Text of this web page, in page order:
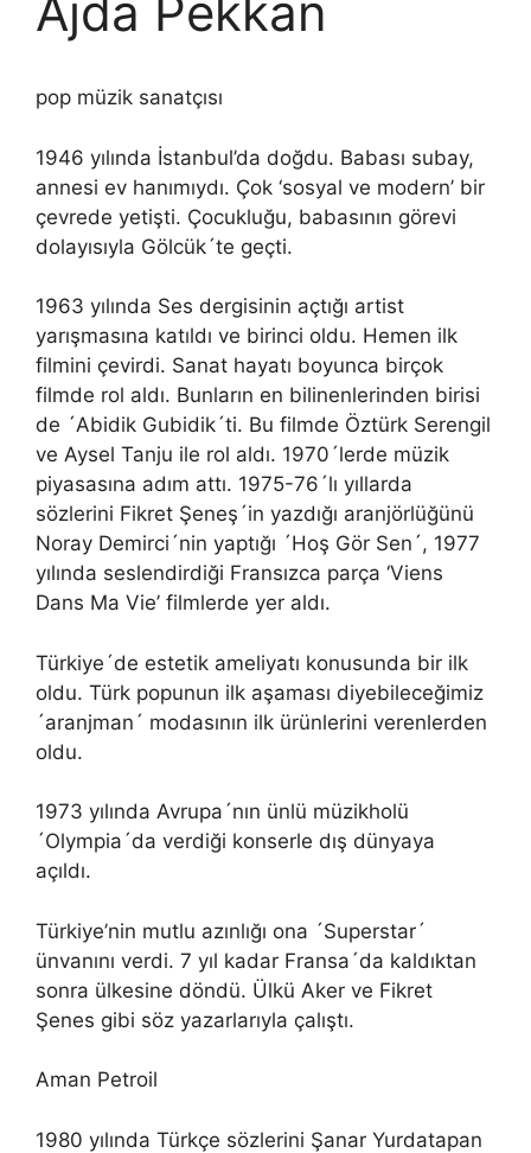
Ajda Pekkan
pop müzik sanatçısı
1946 yılında İstanbul’da doğdu. Babası subay,
annesi ev hanımıydı. Çok ‘sosyal ve modern’ bir
çevrede yetişti. Çocukluğu, babasının görevi
dolayısıyla Gölcük´te geçti.
1963 yılında Ses dergisinin açtığı artist
yarışmasına katıldı ve birinci oldu. Hemen ilk
filmini çevirdi. Sanat hayatı boyunca birçok
filmde rol aldı. Bunların en bilinenlerinden birisi
de ´Abidik Gubidik´ti. Bu filmde Öztürk Serengil
ve Aysel Tanju ile rol aldı. 1970´lerde müzik
piyasasına adım attı. 1975-76´lı yıllarda
sözlerini Fikret Şeneş´in yazdığı aranjörlüğünü
Noray Demirci´nin yaptığı ´Hoş Gör Sen´, 1977
yılında seslendirdiği Fransızca parça ‘Viens
Dans Ma Vie’ filmlerde yer aldı.
Türkiye´de estetik ameliyatı konusunda bir ilk
oldu. Türk popunun ilk aşaması diyebileceğimiz
´aranjman´ modasının ilk ürünlerini verenlerden
oldu.
1973 yılında Avrupa´nın ünlü müzikholü
´Olympia´da verdiği konserle dış dünyaya
açıldı.
Türkiye’nin mutlu azınlığı ona ´Superstar´
ünvanını verdi. 7 yıl kadar Fransa´da kaldıktan
sonra ülkesine döndü. Ülkü Aker ve Fikret
Şenes gibi söz yazarlarıyla çalıştı.
Aman Petroil
1980 yılında Türkçe sözlerini Şanar Yurdatapan